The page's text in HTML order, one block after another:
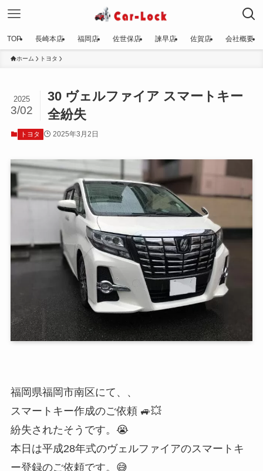
TOP 長崎本店 福岡店 佐世保店 諫早店 佐賀店 会社概要
ホーム トヨタ
30 ヴェルファイア スマートキー
全紛失
2025
3/02
トヨタ 2025年3月2日
福岡県福岡市南区にて、、
スマートキー作成のご依頼 🚙💥
紛失されたそうです。😭
本日は平成28年式のヴェルファイアのスマートキ
ー登録のご依頼です。😅